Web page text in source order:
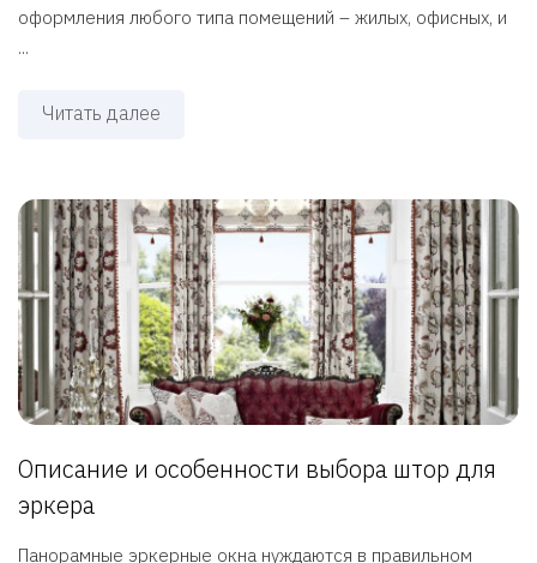
оформления любого типа помещений – жилых, офисных, и
...
Читать далее
Описание и особенности выбора штор для
эркера
Панорамные эркерные окна нуждаются в правильном